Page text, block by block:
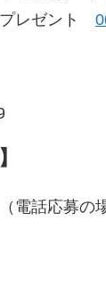
プレゼント
電話応募の